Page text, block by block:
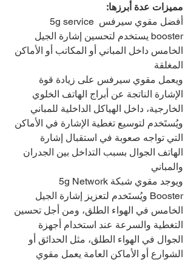
مميزات عدة أبرزها:
أفضل مقوي سيرفس 5g service
booster يستخدم لتحسين إشارة الجيل
الخامس داخل المباني أو المكاتب أو الأماكن
المغلقة
ويعمل مقوي سيرفس على زيادة قوة
الإشارة الناتجة عن أبراج الهاتف الخلوي
الخارجية، داخل الهياكل الداخلية للمباني
ويُستَخدم لتوسيع تغطية الإشارة في الأماكن
التي تواجه صعوبة في استقبال إشارة
الهاتف الجوال بسبب التداخل بين الجدران
والمباني
ويوجد مقوي شبكة5g Network
Booster ويُستَخدم لتعزيز إشارة الجيل
الخامس في الهواء الطلق، ومن أجل تحسين
التغطية والسرعة عند استخدام أجهزة
الجوال في الهواء الطلق، مثل الحدائق أو
الشوارع أو الأماكن العامة يعمل مقوي